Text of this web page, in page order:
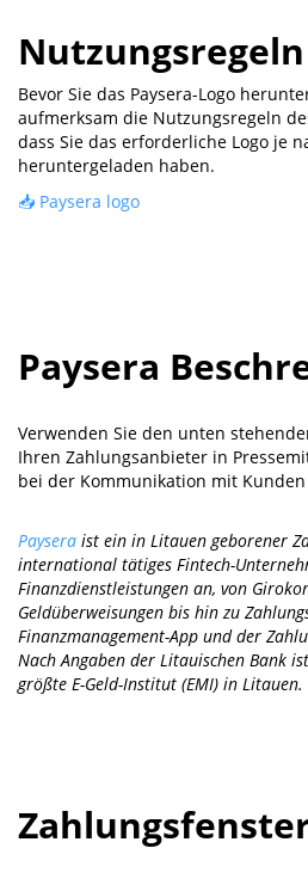
Bevor Sie das Paysera-Logo
aufmerksam die Nutzungsregeln
dass Sie das erforderliche Logo je
heruntergeladen haben.
📥 Paysera logo
Paysera
Verwenden Sie den unten
Ihren Zahlungsanbieter in
bei der Kommunikation mit
Paysera ist ein in Litauen geborener
international tätiges Fintech-
Finanzdienstleistungen an, von
Geldüberweisungen bis hin zu
Finanzmanagement-App und der
Nach Angaben der Litauischen Bank
größte E-Geld-Institut (EMI) in Litauen.